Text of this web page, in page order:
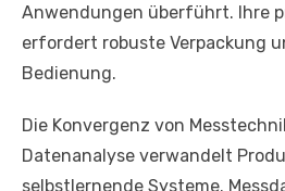
Anwendungen überführt. Ihre
erfordert robuste Verpackung
Bedienung.
Die Konvergenz von
Datenanalyse verwandelt
selbstlernende Systeme.